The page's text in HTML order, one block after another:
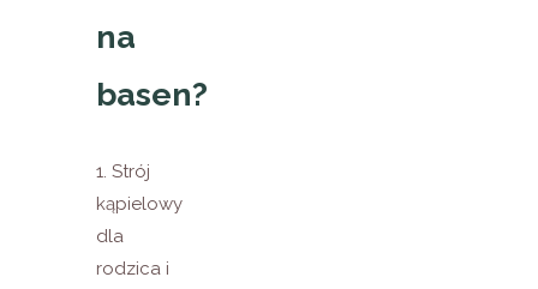
na
basen?
1. Strój
kąpielowy
dla
rodzica i